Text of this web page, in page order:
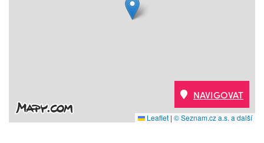
Leaflet | © Seznam.cz a.s. a další
NAVIGOVAT